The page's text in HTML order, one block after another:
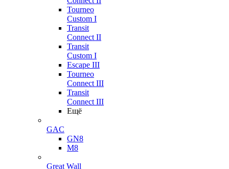
Tourneo
Custom I
Transit
Connect II
Transit
Custom I
Escape III
Tourneo
Connect III
Transit
Connect III
Ещё
GAC
GN8
M8
Great Wall